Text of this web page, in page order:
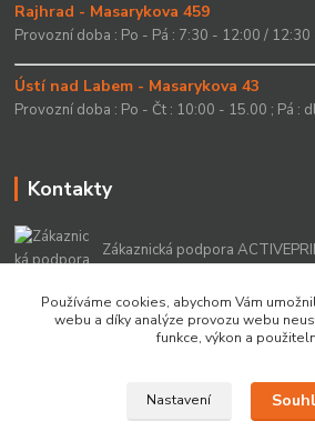
Rajhrad - Masarykova 459
Provozní doba : Po - Pá : 7:30 - 12:00 /
Ústí nad Labem - Masarykova 43
Provozní doba : Po - Čt : 10:00 - 15.00 ; Pá :
Kontakty
Zákaznická podpora
+420 549 213 756
info@activeprint.cz
Používáme cookies, abychom Vám
webu a díky analýze provozu webu
funkce, výkon a
Nastavení